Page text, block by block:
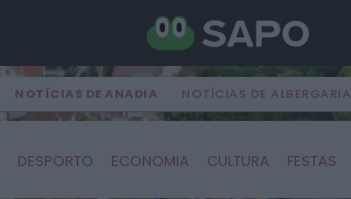
NOTÍCIAS DE ANADIA NOTÍCIAS DE ALBERGARIA
DESPORTO ECONOMIA CULTURA FESTAS